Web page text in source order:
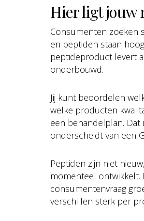
Hier ligt jouw
Consumenten zoeken
en peptiden staan
peptideproduct levert
onderbouwd.
Jij kunt beoordelen
welke producten
een behandelplan. Dat
onderscheidt van een
Peptiden zijn niet
momenteel ontwikkelt.
consumentenvraag
verschillen sterk per